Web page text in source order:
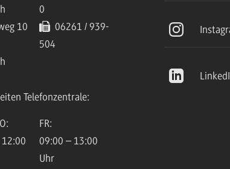
10
0
06261 / 939-
504
Telefonzentrale:
FR:
09:00 – 13:00
Uhr